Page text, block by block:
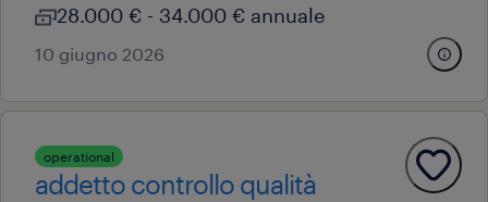
28.000 € - 34.000 € annuale
10 giugno 2026
operational
addetto controllo qualità